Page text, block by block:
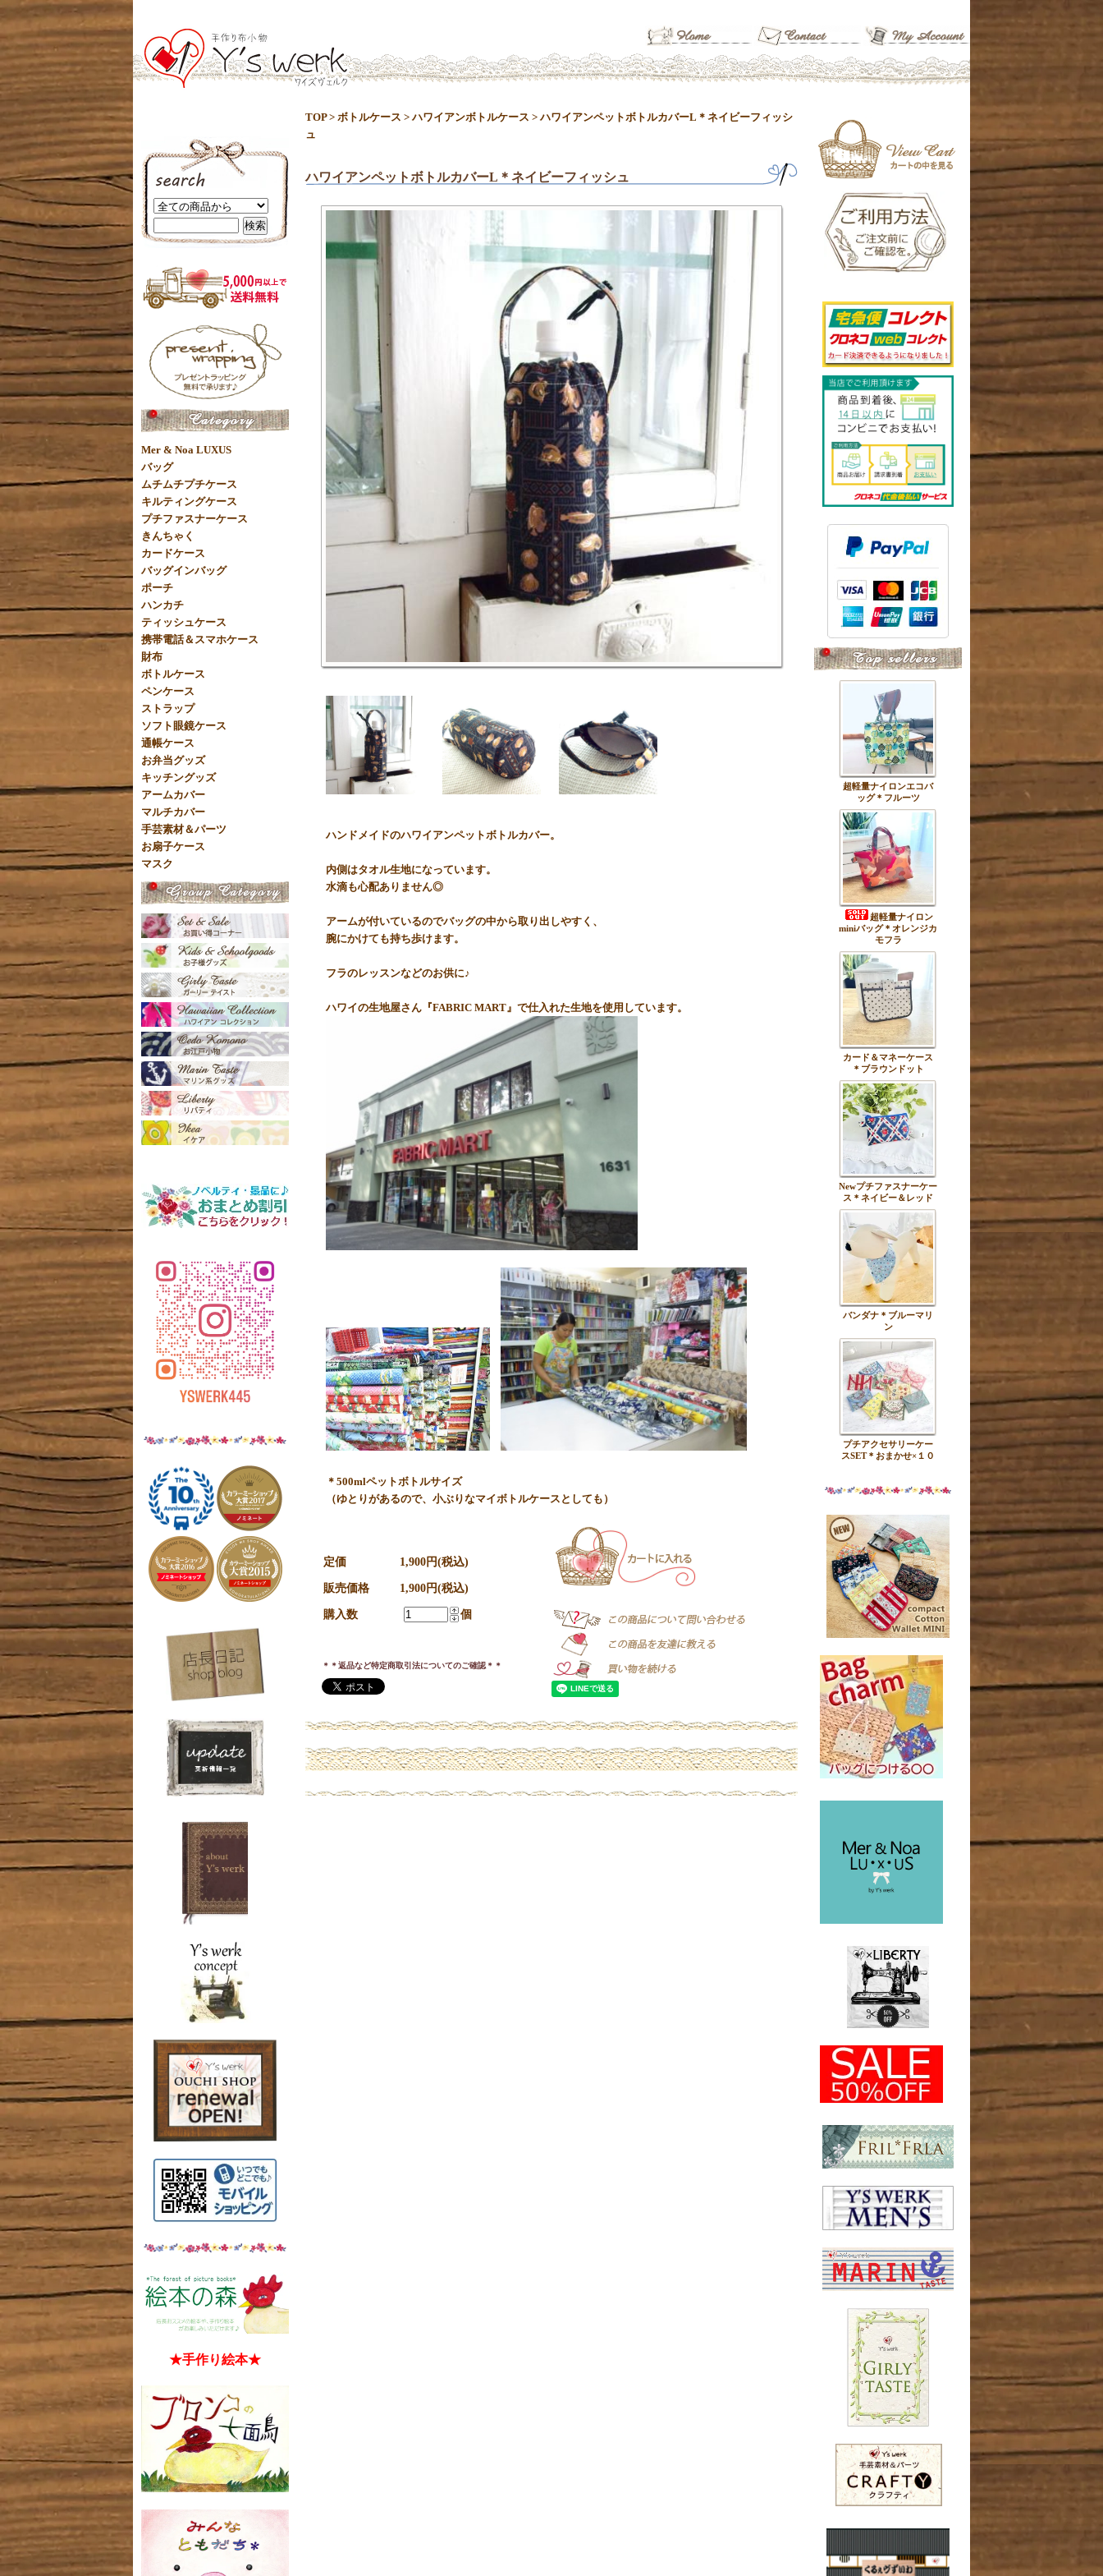
TOP> ボトルケース > ハワイアンボトルケース > ハワイアンペットボトルカバーL＊ネイビーフィッシ
ュ
ハワイアンペットボトルカバーL＊ネイビーフィッシュ
ハンドメイドのハワイアンペットボトルカバー。
内側はタオル生地になっています。
水滴も心配ありません◎
アームが付いているのでバッグの中から取り出しやすく、
腕にかけても持ち歩けます。
フラのレッスンなどのお供に♪
ハワイの生地屋さん『FABRIC MART』で仕入れた生地を使用しています。
＊500mlペットボトルサイズ
（ゆとりがあるので、小ぶりなマイボトルケースとしても）
定価 1,900円(税込)
販売価格 1,900円(税込)
購入数 個
＊＊返品など特定商取引法についてのご確認＊＊
Mer & Noa LUXUS
バッグ
ムチムチプチケース
キルティングケース
プチファスナーケース
きんちゃく
カードケース
バッグインバッグ
ポーチ
ハンカチ
ティッシュケース
携帯電話＆スマホケース
財布
ボトルケース
ペンケース
ストラップ
ソフト眼鏡ケース
通帳ケース
お弁当グッズ
キッチングッズ
アームカバー
マルチカバー
手芸素材＆パーツ
お扇子ケース
マスク
★手作り絵本★
超軽量ナイロンエコバ
ッグ＊フルーツ
超軽量ナイロン
miniバッグ＊オレンジカ
モフラ
カード＆マネーケース
＊ブラウンドット
Newプチファスナーケー
ス＊ネイビー＆レッド
バンダナ＊ブルーマリ
ン
プチアクセサリーケー
スSET＊おまかせ×１０